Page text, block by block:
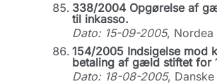
338/2004 Opgørelse af
til inkasso.
Dato: 15-09-2005, Nordea
154/2005 Indsigelse mod
betaling af gæld stiftet for
Dato: 18-08-2005, Danske